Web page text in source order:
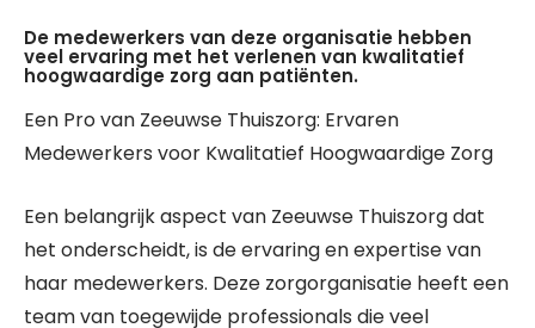
De medewerkers van deze organisatie hebben
veel ervaring met het verlenen van kwalitatief
hoogwaardige zorg aan patiënten.
Een Pro van Zeeuwse Thuiszorg: Ervaren
Medewerkers voor Kwalitatief Hoogwaardige Zorg
Een belangrijk aspect van Zeeuwse Thuiszorg dat
het onderscheidt, is de ervaring en expertise van
haar medewerkers. Deze zorgorganisatie heeft een
team van toegewijde professionals die veel